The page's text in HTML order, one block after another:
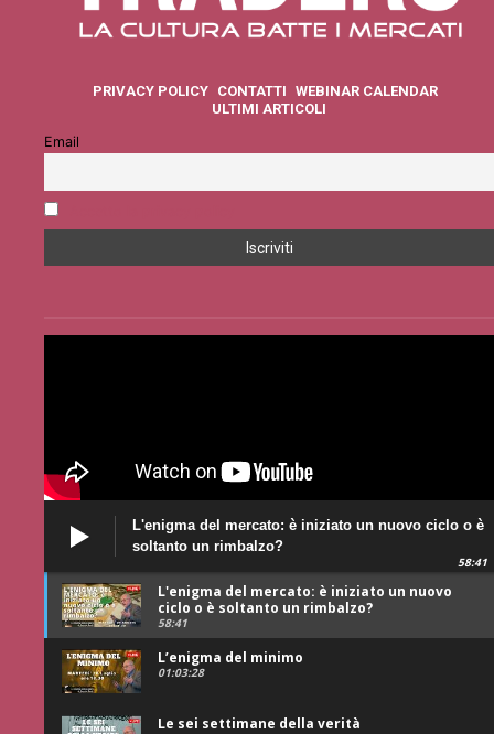
PRIVACY POLICY CONTATTI WEBINAR CALENDAR
ULTIMI ARTICOLI
Email
L'enigma del mercato: è iniziato un nuovo ciclo o è
soltanto un rimbalzo?
58:41
L'enigma del mercato: è iniziato un nuovo
ciclo o è soltanto un rimbalzo?
58:41
L’enigma del minimo
01:03:28
Le sei settimane della verità